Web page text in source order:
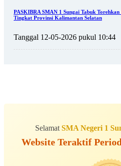
PASKIBRA SMAN 1 Sungai Tabuk
Tingkat Provinsi Kalimantan Selatan
Tanggal 12-05-2026 pukul 10:44
Selamat SMA Negeri 1
Website Teraktif